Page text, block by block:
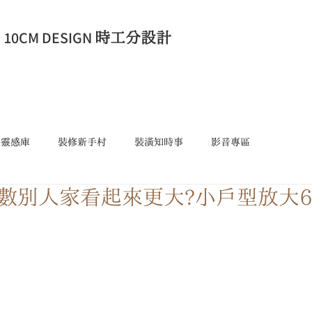
​10CM DESIGN 時工分設計
感庫 裝修新手村 裝潢知時事 影音專區
別人家看起來更大?小戶型放大